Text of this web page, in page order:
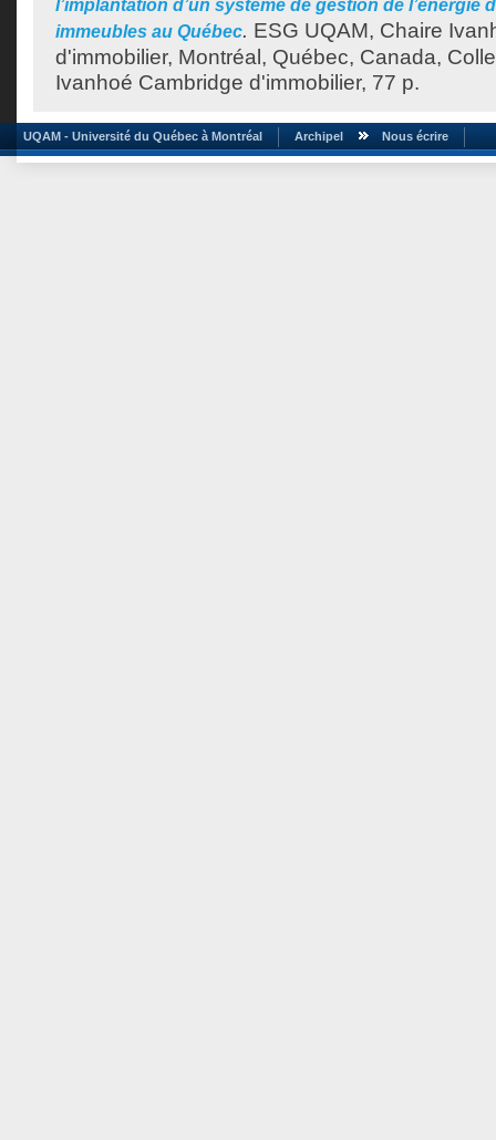
l’implantation d’un système de gestion de l’énergie
immeubles au Québec. ESG UQAM, Chaire
d'immobilier, Montréal, Québec, Canada,
Ivanhoé Cambridge d'immobilier, 77 p.
UQAM - Université du Québec à Montréal Archipel Nous écrire